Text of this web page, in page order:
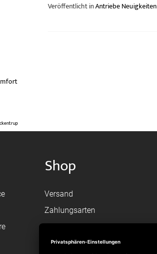
Veröffentlicht inAntriebe Neuigkeiten
Shop
Versand
Zahlungsarten
Bestellvorgang
Registrieren